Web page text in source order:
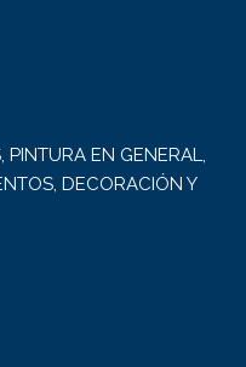
PINTURA EN GENERAL,
DECORACIÓN Y